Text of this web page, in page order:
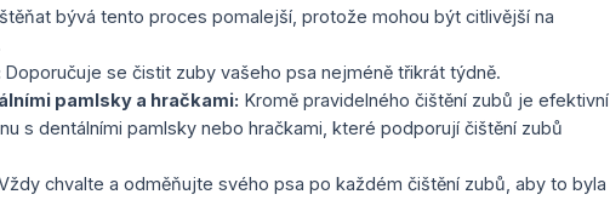
bývá tento proces pomalejší, protože mohou být citlivější na
Doporučuje se čistit zuby vašeho psa nejméně třikrát týdně.
pamlsky a hračkami: Kromě pravidelného čištění zubů je efektivní
s dentálními pamlsky nebo hračkami, které podporují čištění zubů
chvalte a odměňujte svého psa po každém čištění zubů, aby to byla